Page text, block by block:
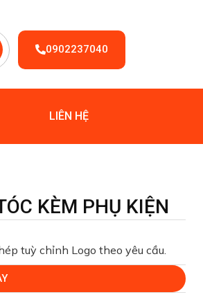
0902237040
LIÊN HỆ
KÈM PHỤ KIỆN
tuỳ chỉnh Logo theo yêu cầu.